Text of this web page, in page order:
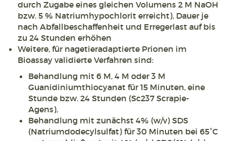
durch Zugabe eines gleichen Volumens 2 M NaOH
bzw. 5 % Natriumhypochlorit erreicht), Dauer je
nach Abfallbeschaffenheit und Erregerlast auf bis
zu 24 Stunden erhöhen
Weitere, für nagetieradaptierte Prionen im
Bioassay validierte Verfahren sind:
Behandlung mit 6 M, 4 M oder 3 M
Guanidiniumthiocyanat für 15 Minuten, eine
Stunde bzw. 24 Stunden (Sc237 Scrapie-
Agens),
Behandlung mit zunächst 4% (w/v) SDS
(Natriumdodecylsulfat) für 30 Minuten bei 65°C